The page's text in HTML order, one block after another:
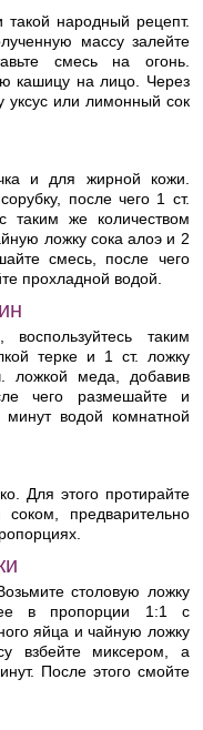
народный рецепт.
массу залейте
смесь на огонь.
кашицу на лицо. Через
уксус или лимонный сок
и для жирной кожи.
после чего 1 ст.
таким же количеством
ложку сока алоэ и 2
смесь, после чего
прохладной водой.
таким
терке и 1 ст. ложку
ложкой меда, добавив
чего размешайте и
водой комнатной
Для этого протирайте
предварительно
столовую ложку
в пропорции 1:1 с
яйца и чайную ложку
взбейте миксером, а
После этого смойте